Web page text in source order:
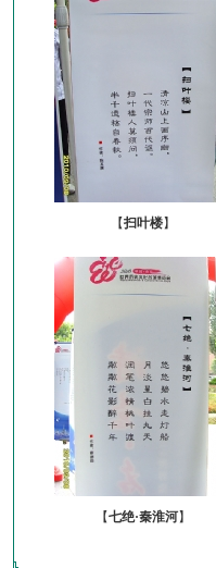
【扫叶楼】
【七绝·秦淮河】